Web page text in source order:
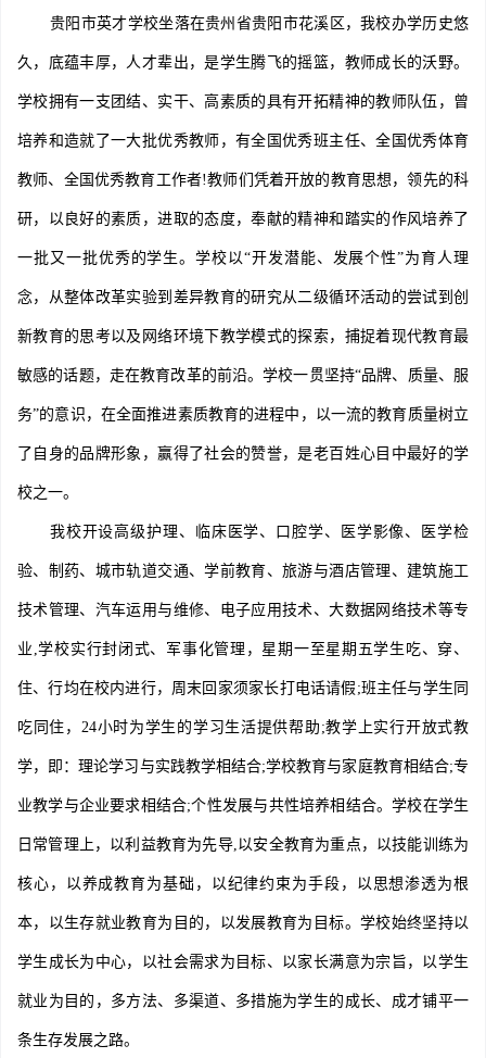
贵阳市英才学校坐落在贵州省贵阳市花溪区，我校办学历史悠
久，底蕴丰厚，人才辈出，是学生腾飞的摇篮，教师成长的沃野。
学校拥有一支团结、实干、高素质的具有开拓精神的教师队伍，曾
培养和造就了一大批优秀教师，有全国优秀班主任、全国优秀体育
教师、全国优秀教育工作者!教师们凭着开放的教育思想，领先的科
研，以良好的素质，进取的态度，奉献的精神和踏实的作风培养了
一批又一批优秀的学生。学校以“开发潜能、发展个性”为育人理
念，从整体改革实验到差异教育的研究从二级循环活动的尝试到创
新教育的思考以及网络环境下教学模式的探索，捕捉着现代教育最
敏感的话题，走在教育改革的前沿。学校一贯坚持“品牌、质量、服
务”的意识，在全面推进素质教育的进程中，以一流的教育质量树立
了自身的品牌形象，赢得了社会的赞誉，是老百姓心目中最好的学
校之一。
我校开设高级护理、临床医学、口腔学、医学影像、医学检
验、制药、城市轨道交通、学前教育、旅游与酒店管理、建筑施工
技术管理、汽车运用与维修、电子应用技术、大数据网络技术等专
业,学校实行封闭式、军事化管理，星期一至星期五学生吃、穿、
住、行均在校内进行，周末回家须家长打电话请假;班主任与学生同
吃同住，24小时为学生的学习生活提供帮助;教学上实行开放式教
学，即：理论学习与实践教学相结合;学校教育与家庭教育相结合;专
业教学与企业要求相结合;个性发展与共性培养相结合。学校在学生
日常管理上，以利益教育为先导,以安全教育为重点，以技能训练为
核心，以养成教育为基础，以纪律约束为手段，以思想渗透为根
本，以生存就业教育为目的，以发展教育为目标。学校始终坚持以
学生成长为中心，以社会需求为目标、以家长满意为宗旨，以学生
就业为目的，多方法、多渠道、多措施为学生的成长、成才铺平一
条生存发展之路。